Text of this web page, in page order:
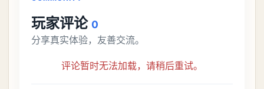
玩家评论 0
分享真实体验，友善交流。
评论暂时无法加载，请稍后重试。